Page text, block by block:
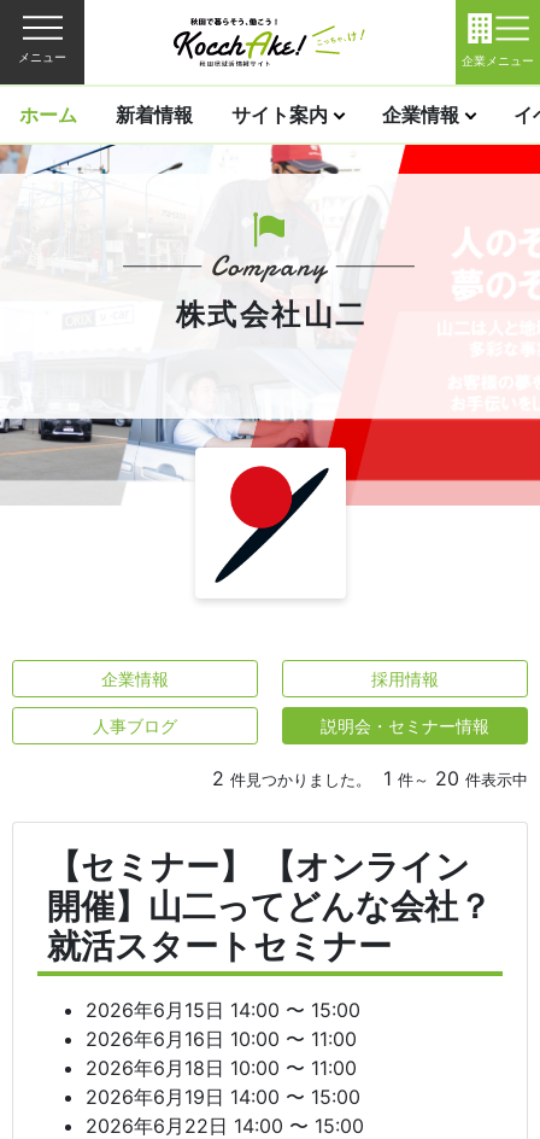
メニュー 企業メニュー
ホーム 新着情報 サイト案内 企業情報 イ
株式会社山二
企業情報 採用情報
人事ブログ 説明会・セミナー情報
2 件見つかりました。 1 件～ 20 件表示中
【セミナー】 【オンライン
開催】山二ってどんな会社？
就活スタートセミナー
2026年6月15日 14:00 〜 15:00
2026年6月16日 10:00 〜 11:00
2026年6月18日 10:00 〜 11:00
2026年6月19日 14:00 〜 15:00
2026年6月22日 14:00 〜 15:00